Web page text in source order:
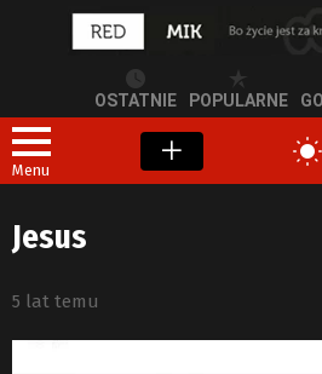
OSTATNIE POPULARNE
Menu
Jesus
5 lat temu